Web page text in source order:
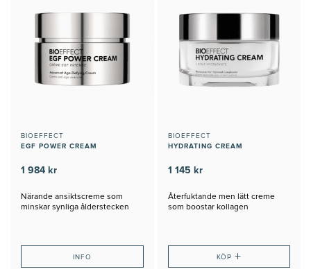
BIOEFFECT
EGF POWER CREAM
1 984 kr
Närande ansiktscreme som
minskar synliga ålderstecken
INFO
BIOEFFECT
HYDRATING CREAM
1 145 kr
Återfuktande men lätt creme
som boostar kollagen
KÖP +